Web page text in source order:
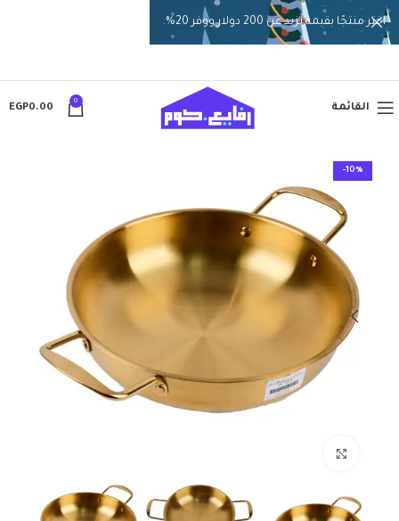
القائمة
0
EGP0.00
-10%
اختر منتجًا بقيمة تزيد عن 200 دولار ووفر 20%.